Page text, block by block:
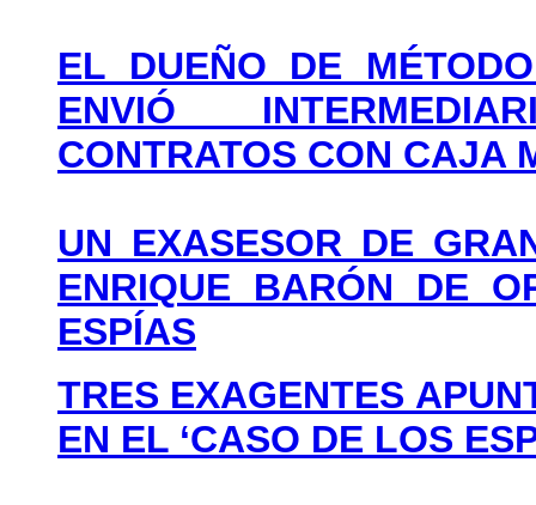
EL DUEÑO DE
ENVIÓ
CONTRATOS CON CAJA
UN EXASESOR DE
ENRIQUE BARÓN DE
ESPÍAS
TRES EXAGENTES
EN EL ‘CASO DE LOS